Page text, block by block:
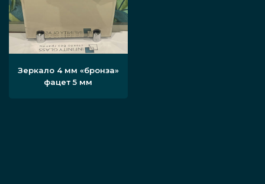
Зеркало 4 мм «бронза»
фацет 5 мм